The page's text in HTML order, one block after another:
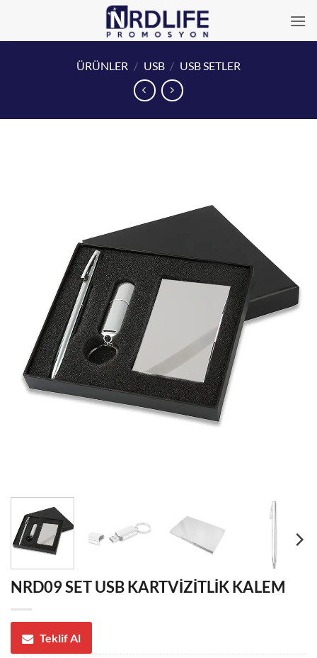
ÜRÜNLER / USB / USB SETLER
NRD09 SET USB KARTVİZİTLİK KALEM
Teklif Al